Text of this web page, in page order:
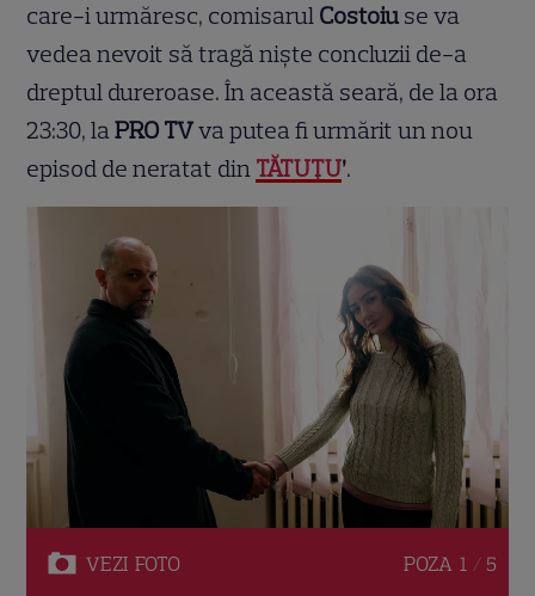
care-i urmăresc, comisarul Costoiu se va
vedea nevoit să tragă niște concluzii de-a
dreptul dureroase. În această seară, de la ora
23:30, laPRO TVva putea fi urmărit un nou
episod de neratat din TĂTUȚU’.
VEZI FOTO POZA 1 / 5